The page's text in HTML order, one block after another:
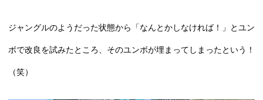
ジャングルのようだった状態から「なんとかしなければ！」とユン
ボで改良を試みたところ、そのユンボが埋まってしまったという！
（笑）